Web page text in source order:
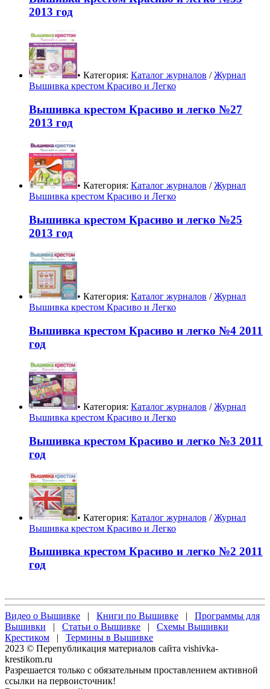
2013 год
• Категория: Каталог журналов /Журнал
Вышивка крестом Красиво и Легко
Вышивка крестом Красиво и легко №27
2013 год
• Категория: Каталог журналов /Журнал
Вышивка крестом Красиво и Легко
Вышивка крестом Красиво и легко №25
2013 год
• Категория: Каталог журналов /Журнал
Вышивка крестом Красиво и Легко
Вышивка крестом Красиво и легко №4 2011
год
• Категория: Каталог журналов /Журнал
Вышивка крестом Красиво и Легко
Вышивка крестом Красиво и легко №3 2011
год
• Категория: Каталог журналов /Журнал
Вышивка крестом Красиво и Легко
Вышивка крестом Красиво и легко №2 2011
год
Видео о Вышивке | Книги по Вышивке | Программы для
Вышивки | Статьи о Вышивке | Схемы Вышивки
Крестиком | Термины в Вышивке
2023 © Перепубликация материалов сайта vishivka-
krestikom.ru
Разрешается только с обязательным проставлением активной
ссылки на первоисточник!